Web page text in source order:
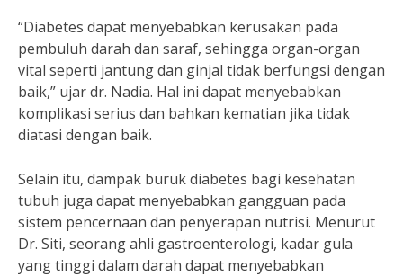
“Diabetes dapat menyebabkan kerusakan pada
pembuluh darah dan saraf, sehingga organ-organ
vital seperti jantung dan ginjal tidak berfungsi dengan
baik,” ujar dr. Nadia. Hal ini dapat menyebabkan
komplikasi serius dan bahkan kematian jika tidak
diatasi dengan baik.
Selain itu, dampak buruk diabetes bagi kesehatan
tubuh juga dapat menyebabkan gangguan pada
sistem pencernaan dan penyerapan nutrisi. Menurut
Dr. Siti, seorang ahli gastroenterologi, kadar gula
yang tinggi dalam darah dapat menyebabkan